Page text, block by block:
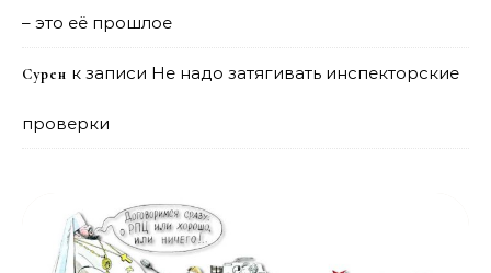
– это её прошлое
Сурен к записи Не надо затягивать инспекторские
проверки